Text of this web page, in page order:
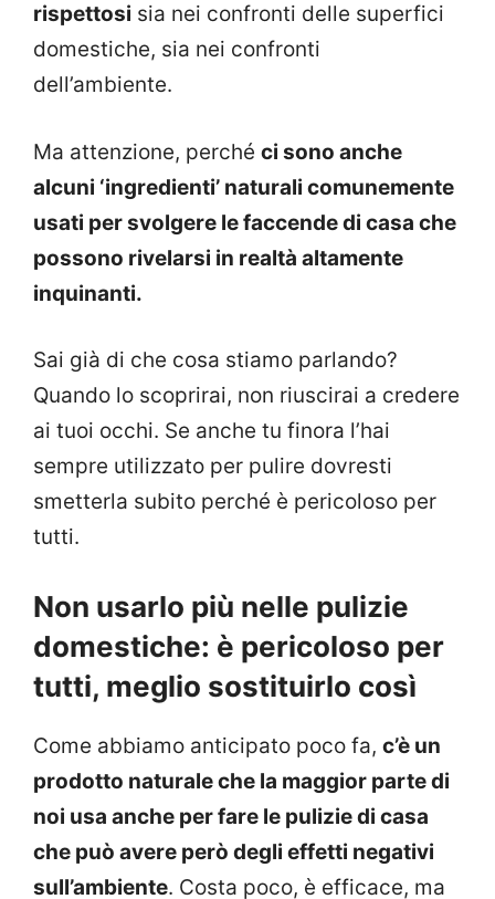
rispettosi sia nei confronti delle superfici
domestiche, sia nei confronti
dell’ambiente.
Ma attenzione, perché ci sono anche
alcuni ‘ingredienti’ naturali comunemente
usati per svolgere le faccende di casa che
possono rivelarsi in realtà altamente
inquinanti.
Sai già di che cosa stiamo parlando?
Quando lo scoprirai, non riuscirai a credere
ai tuoi occhi. Se anche tu finora l’hai
sempre utilizzato per pulire dovresti
smetterla subito perché è pericoloso per
tutti.
Non usarlo più nelle pulizie
domestiche: è pericoloso per
tutti, meglio sostituirlo così
Come abbiamo anticipato poco fa, c’è un
prodotto naturale che la maggior parte di
noi usa anche per fare le pulizie di casa
che può avere però degli effetti negativi
sull’ambiente. Costa poco, è efficace, ma